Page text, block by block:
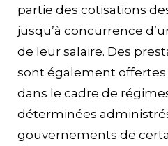
partie des cotisations
jusqu’à concurrence
de leur salaire. Des
sont également offertes
dans le cadre de
déterminées
gouvernements de